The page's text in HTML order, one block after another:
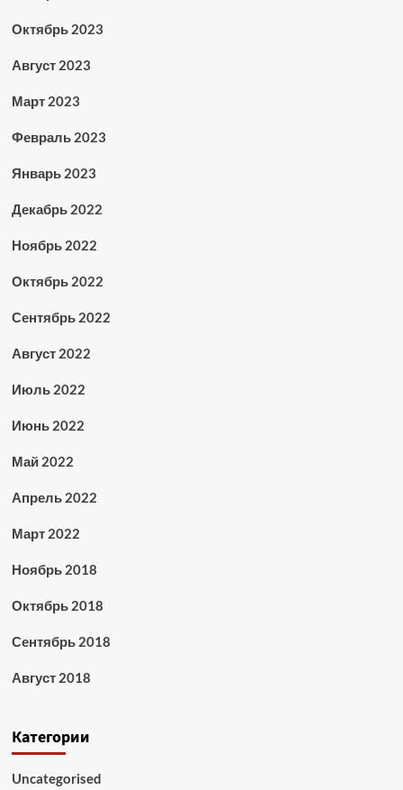
Октябрь 2023
Август 2023
Март 2023
Февраль 2023
Январь 2023
Декабрь 2022
Ноябрь 2022
Октябрь 2022
Сентябрь 2022
Август 2022
Июль 2022
Июнь 2022
Май 2022
Апрель 2022
Март 2022
Ноябрь 2018
Октябрь 2018
Сентябрь 2018
Август 2018
Категории
Uncategorised